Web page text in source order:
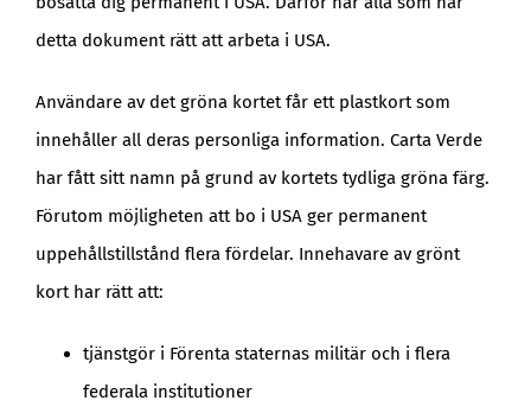
detta dokument rätt att arbeta i USA.
Användare av det gröna kortet får ett plastkort som
innehåller all deras personliga information. Carta Verde
har fått sitt namn på grund av kortets tydliga gröna färg.
Förutom möjligheten att bo i USA ger permanent
uppehållstillstånd flera fördelar. Innehavare av grönt
kort har rätt att:
tjänstgör i Förenta staternas militär och i flera
federala institutioner